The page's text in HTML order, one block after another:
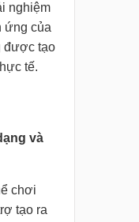
nghiệm
ứng của
được tạo
tế.
và
chơi
tạo ra